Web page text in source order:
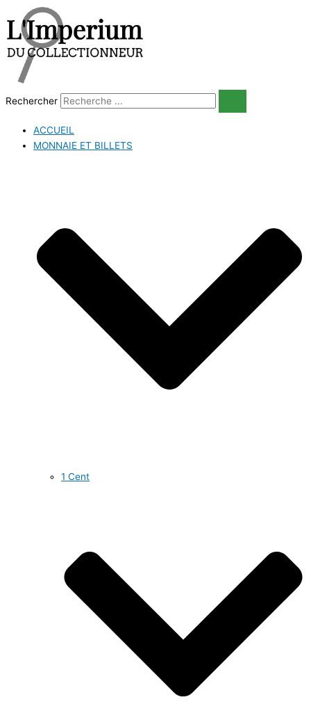
au
contenu
Rechercher
ACCUEIL
MONNAIE ET BILLETS
1 Cent